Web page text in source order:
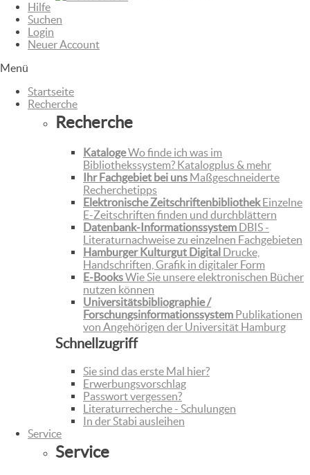
Hilfe
Suchen
Login
Neuer Account
Menü
Startseite
Recherche
Recherche
KatalogeWo finde ich was im
Bibliothekssystem? Katalogplus & mehr
Ihr Fachgebiet bei uns Maßgeschneiderte
Recherchetipps
Elektronische ZeitschriftenbibliothekEinzelne
E-Zeitschriften finden und durchblättern
Datenbank-Informationssystem DBIS -
Literaturnachweise zu einzelnen Fachgebieten
Hamburger Kulturgut Digital Drucke,
Handschriften, Grafik in digitaler Form
E-BooksWie Sie unsere elektronischen Bücher
nutzen können
Universitätsbibliographie /
Forschungsinformationssystem Publikationen
von Angehörigen der Universität Hamburg
Schnellzugriff
Sie sind das erste Mal hier?
Erwerbungsvorschlag
Passwort vergessen?
Literaturrecherche - Schulungen
In der Stabi ausleihen
Service
Service